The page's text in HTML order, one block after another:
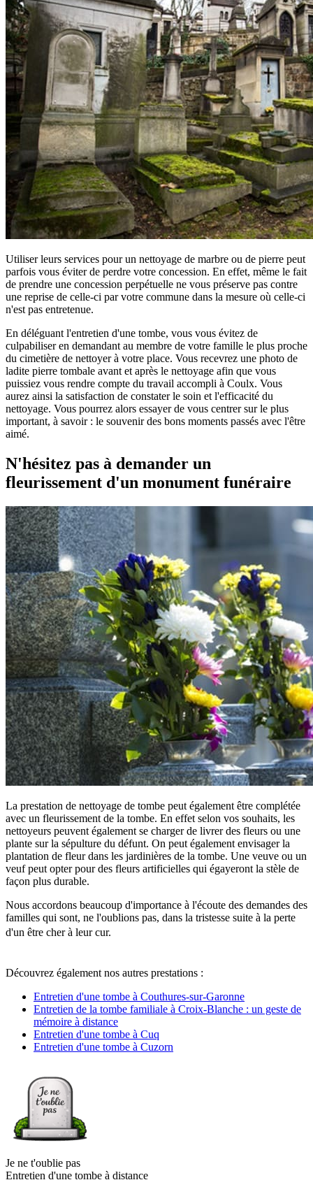
Utiliser leurs services pour un nettoyage de marbre ou de pierre peut
parfois vous éviter de perdre votre concession. En effet, même le fait
de prendre une concession perpétuelle ne vous préserve pas contre
une reprise de celle-ci par votre commune dans la mesure où celle-ci
n'est pas entretenue.
En déléguant l'entretien d'une tombe, vous vous évitez de
culpabiliser en demandant au membre de votre famille le plus proche
du cimetière de nettoyer à votre place. Vous recevrez une photo de
ladite pierre tombale avant et après le nettoyage afin que vous
puissiez vous rendre compte du travail accompli à Coulx. Vous
aurez ainsi la satisfaction de constater le soin et l'efficacité du
nettoyage. Vous pourrez alors essayer de vous centrer sur le plus
important, à savoir : le souvenir des bons moments passés avec l'être
aimé.
N'hésitez pas à demander un
fleurissement d'un monument funéraire
La prestation de nettoyage de tombe peut également être complétée
avec un fleurissement de la tombe. En effet selon vos souhaits, les
nettoyeurs peuvent également se charger de livrer des fleurs ou une
plante sur la sépulture du défunt. On peut également envisager la
plantation de fleur dans les jardinières de la tombe. Une veuve ou un
veuf peut opter pour des fleurs artificielles qui égayeront la stèle de
façon plus durable.
Nous accordons beaucoup d'importance à l'écoute des demandes des
familles qui sont, ne l'oublions pas, dans la tristesse suite à la perte
d'un être cher à leur cur.
Découvrez également nos autres prestations :
Entretien d'une tombe à Couthures-sur-Garonne
Entretien de la tombe familiale à Croix-Blanche : un geste de
mémoire à distance
Entretien d'une tombe à Cuq
Entretien d'une tombe à Cuzorn
Je ne t'oublie pas
Entretien d'une tombe à distance